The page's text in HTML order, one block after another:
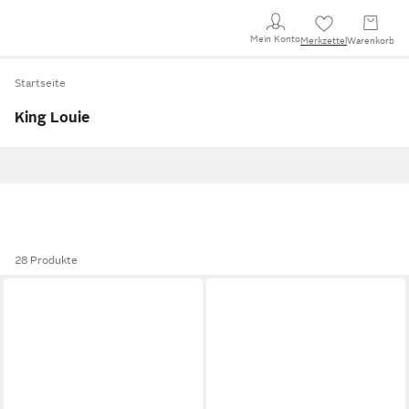
Mein KontoMerkzettel Warenkorb
Startseite
King Louie
28 Produkte